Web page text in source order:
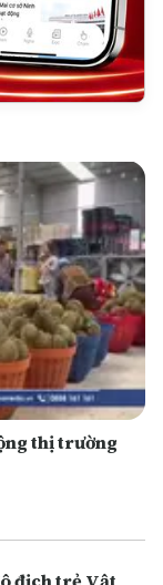
thị trường